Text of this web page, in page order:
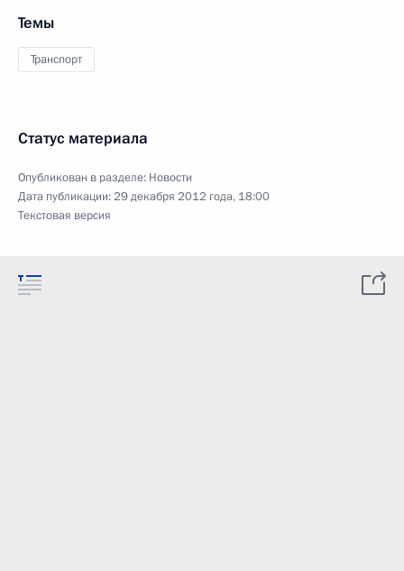
Темы
Транспорт
Статус материала
Опубликован в разделе: Новости
Дата публикации:29 декабря 2012 года, 18:00
Текстовая версия